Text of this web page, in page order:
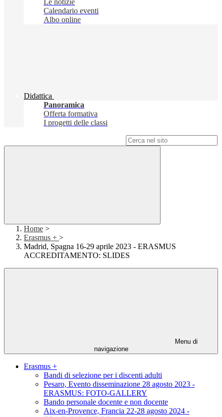
Le notizie
Calendario eventi
Albo online
Didattica
Panoramica
Offerta formativa
I progetti delle classi
Home >
Erasmus + >
Madrid, Spagna 16-29 aprile 2023 - ERASMUS
ACCREDITAMENTO: SLIDES
Menu di
navigazione
Erasmus +
Bandi di selezione per i discenti adulti
Pesaro, Evento disseminazione 28 agosto 2023 -
ERASMUS: FOTO-GALLERY
Bando personale docente e non docente
Aix-en-Provence, Francia 22-28 agosto 2024 -